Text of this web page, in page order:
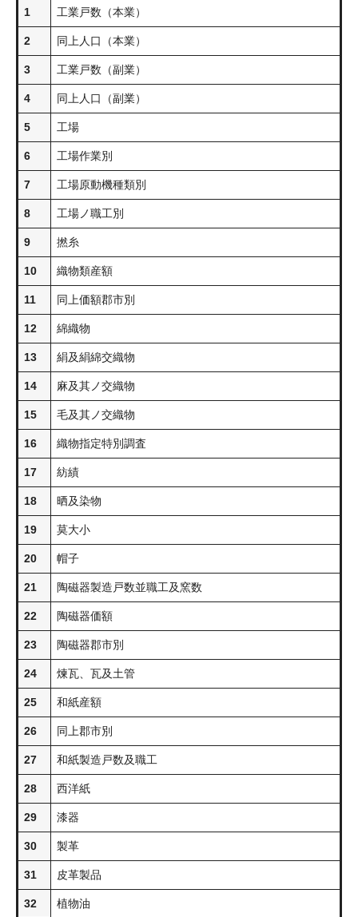
1 工業戸数（本業）
2 同上人口（本業）
3 工業戸数（副業）
4 同上人口（副業）
5 工場
6 工場作業別
7 工場原動機種類別
8 工場ノ職工別
9 撚糸
10 織物類産額
11 同上価額郡市別
12 綿織物
13 絹及絹綿交織物
14 麻及其ノ交織物
15 毛及其ノ交織物
16 織物指定特別調査
17 紡績
18 晒及染物
19 莫大小
20 帽子
21 陶磁器製造戸数並職工及窯数
22 陶磁器価額
23 陶磁器郡市別
24 煉瓦、瓦及土管
25 和紙産額
26 同上郡市別
27 和紙製造戸数及職工
28 西洋紙
29 漆器
30 製革
31 皮革製品
32 植物油